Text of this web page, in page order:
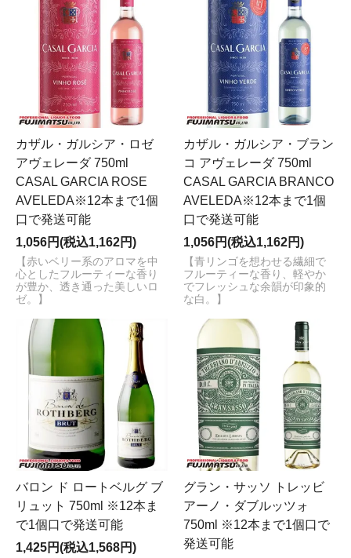
カザル・ガルシア・ロゼ
アヴェレーダ 750ml
CASAL GARCIA ROSE
AVELEDA※12本まで1個
口で発送可能
1,056円(税込1,162円)
【赤いベリー系のアロマを中
心としたフルーティーな香り
が豊か、透き通った美しいロ
ゼ。】
カザル・ガルシア・ブラン
コ アヴェレーダ 750ml
CASAL GARCIA BRANCO
AVELEDA※12本まで1個
口で発送可能
1,056円(税込1,162円)
【青リンゴを想わせる繊細で
フルーティーな香り、軽やか
でフレッシュな余韻が印象的
な白。】
バロン ド ロートベルグ ブ
リュット 750ml ※12本ま
で1個口で発送可能
1,425円(税込1,568円)
グラン・サッソ トレッビ
アーノ・ダブルッツォ
750ml ※12本まで1個口で
発送可能